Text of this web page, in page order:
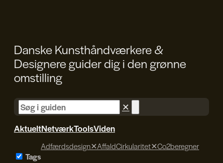
Danske Kunsthåndværkere &
Designere guider dig i dengrønne
omstilling
✕
AktueltNetværkToolsViden
Tags
Adfærdsdesign✕AffaldCirkularitet✕Co2beregner